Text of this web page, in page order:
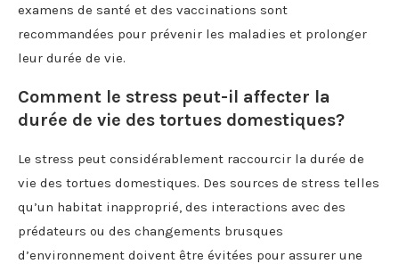
examens de santé et des vaccinations sont
recommandées pour prévenir les maladies et prolonger
leur durée de vie.
Comment le stress peut-il affecter la
durée de vie des tortues domestiques?
Le stress peut considérablement raccourcir la durée de
vie des tortues domestiques. Des sources de stress telles
qu’un habitat inapproprié, des interactions avec des
prédateurs ou des changements brusques
d’environnement doivent être évitées pour assurer une